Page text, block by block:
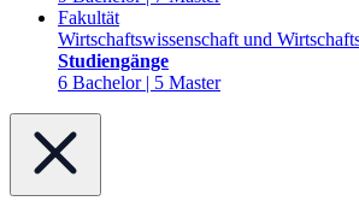
Fakultät
Wirtschaftswissenschaft und
Studiengänge
6 Bachelor | 5 Master